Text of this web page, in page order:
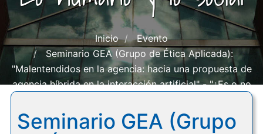
Inicio
Evento
Seminario GEA (Grupo de Ética Aplicada):
"Malentendidos en la agencia: hacia una propuesta de
agencia híbrida en la interacción artificial" - "¿Es o no
Seminario GEA (Grupo